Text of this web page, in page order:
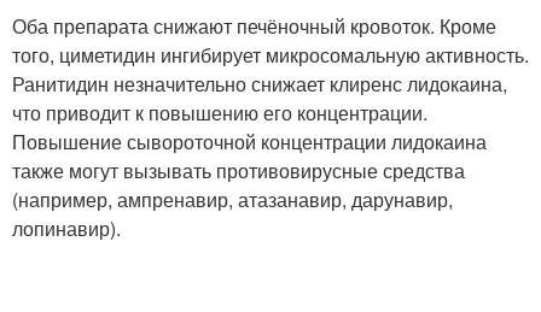
Оба препарата снижают печёночный кровоток. Кроме
того, циметидин ингибирует микросомальную активность.
Ранитидин незначительно снижает клиренс лидокаина,
что приводит к повышению его концентрации.
Повышение сывороточной концентрации лидокаина
также могут вызывать противовирусные средства
(например, ампренавир, атазанавир, дарунавир,
лопинавир).